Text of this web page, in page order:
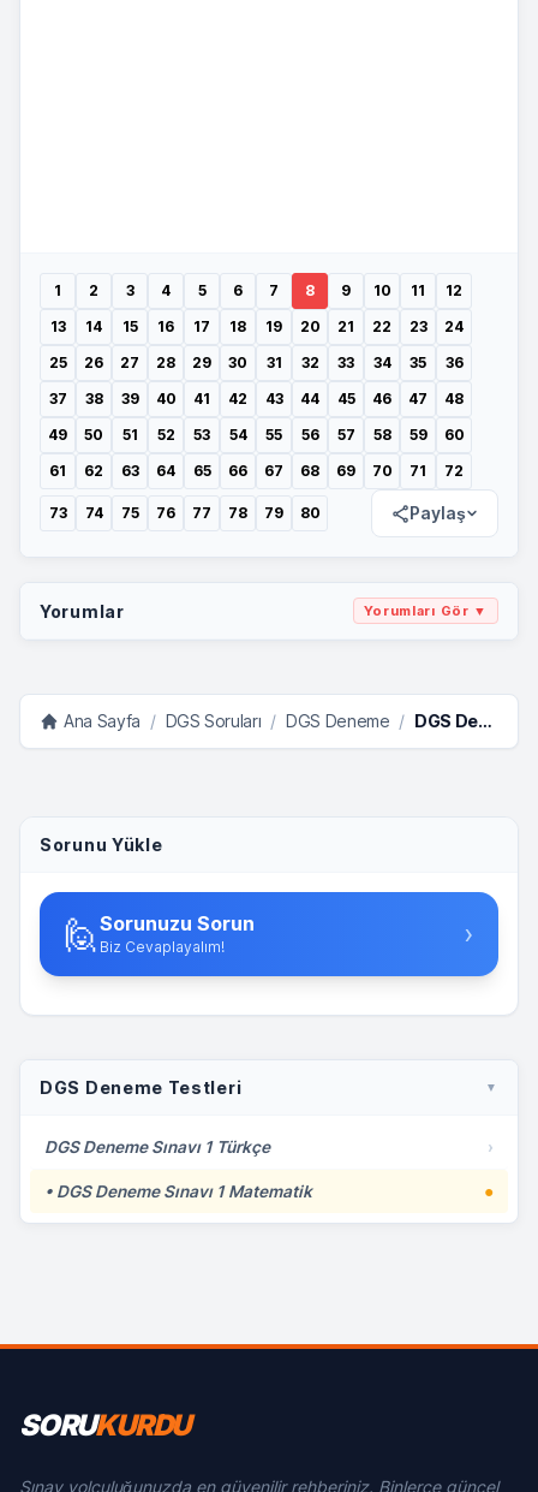
Sorunu Yükle
🙋 Sorunuzu Sorun
Biz Cevaplayalım! ›
DGS Deneme Testleri ▼
DGS Deneme Sınavı 1 Türkçe ›
• DGS Deneme Sınavı 1 Matematik ●
1 2 3 4 5 6 7 8 9 10 11
12
13
14 15 16 17 18 19 20 21 22 23
24
25
26 27 28 29 30 31 32 33 34 35
36
37
38 39 40 41 42 43 44 45 46 47
48
49
50 51 52 53 54 55 56 57 58 59
60
61
62 63 64 65 66 67 68 69 70 71 72
73 74 75 76 77 78 79 80 Paylaş
Yorumlar Yorumları Gör ▼
Ana Sayfa / DGS Soruları / DGS Deneme / DGS Deneme Sınavı 1 Matematik
SORUKURDU
Sınav yolculuğunuzda en güvenilir rehberiniz. Binlerce güncel